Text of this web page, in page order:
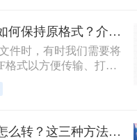
怎么转pdf不留白呢？在
将向您介绍三个简单而
让您能够快速将Excel文
文件，而且不会出现任
excel转pdf如何保持原格式？介绍三种方式！
件时，有时我们需要将
格式以方便传输、打印
但是，将Excel文件转换
能会遇到格式变化或失
格式，那么excel转pdf如
excel转pdf怎么转？这三种方法很好用！